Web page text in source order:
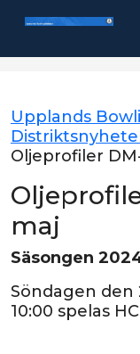
Upplands
Oljeprofiler
maj
Säsongen
Söndagen den
10:00 spelas